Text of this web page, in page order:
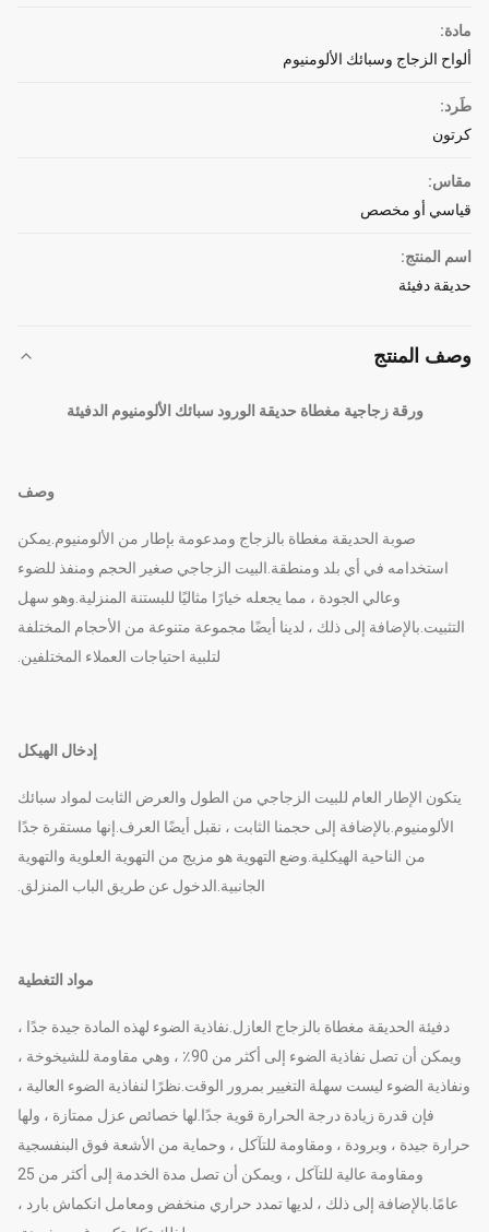
مادة:
ألواح الزجاج وسبائك الألومنيوم
طَرد:
كرتون
مقاس:
قياسي أو مخصص
اسم المنتج:
حديقة دفيئة
وصف المنتج
ورقة زجاجية مغطاة حديقة الورود سبائك الألومنيوم الدفيئة
وصف
صوبة الحديقة مغطاة بالزجاج ومدعومة بإطار من الألومنيوم.يمكن
استخدامه في أي بلد ومنطقة.البيت الزجاجي صغير الحجم ومنفذ للضوء
وعالي الجودة ، مما يجعله خيارًا مثاليًا للبستنة المنزلية.وهو سهل
التثبيت.بالإضافة إلى ذلك ، لدينا أيضًا مجموعة متنوعة من الأحجام المختلفة
لتلبية احتياجات العملاء المختلفين.
إدخال الهيكل
يتكون الإطار العام للبيت الزجاجي من الطول والعرض الثابت لمواد سبائك
الألومنيوم.بالإضافة إلى حجمنا الثابت ، نقبل أيضًا العرف.إنها مستقرة جدًا
من الناحية الهيكلية.وضع التهوية هو مزيج من التهوية العلوية والتهوية
الجانبية.الدخول عن طريق الباب المنزلق.
مواد التغطية
دفيئة الحديقة مغطاة بالزجاج العازل.نفاذية الضوء لهذه المادة جيدة جدًا ،
ويمكن أن تصل نفاذية الضوء إلى أكثر من 90٪ ، وهي مقاومة للشيخوخة ،
ونفاذية الضوء ليست سهلة التغيير بمرور الوقت.نظرًا لنفاذية الضوء العالية ،
فإن قدرة زيادة درجة الحرارة قوية جدًا.لها خصائص عزل ممتازة ، ولها
حرارة جيدة ، وبرودة ، ومقاومة للتآكل ، وحماية من الأشعة فوق البنفسجية
ومقاومة عالية للتآكل ، ويمكن أن تصل مدة الخدمة إلى أكثر من 25
عامًا.بالإضافة إلى ذلك ، لديها تمدد حراري منخفض ومعامل انكماش بارد ،